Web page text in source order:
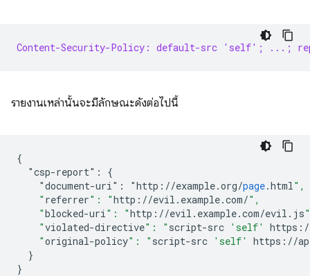
Content-Security-Policy: default-src 'self'; ...;
รายงานเหล่านั้นจะมีลักษณะดังต่อไปนี้
{
"csp-report":
{
"document-uri":
"http : //example.org/page.html ",
    "
referrer": "http ://evil . example.com/",
    "
blocked-uri ": "http ://evil . example.com/evil . js
    "
violated-directive": " script-src 'self' https
    "
original-policy": " script-src 'self' https ://
}
}